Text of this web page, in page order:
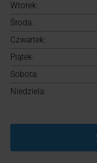
Wtorek:
Środa:
Czwartek:
Piątek:
Sobota:
Niedziela: